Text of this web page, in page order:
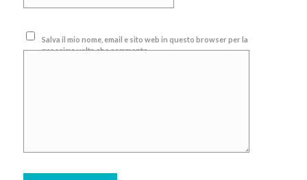
Salva il mio nome, email e sito web in questo browser per la
prossima volta che commento.